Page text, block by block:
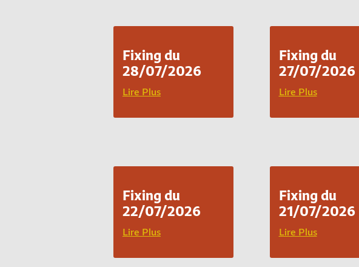
Fixing du
28/07/2026
Lire Plus
Fixing du
27/07/2026
Lire Plus
Fixing du
22/07/2026
Lire Plus
Fixing du
21/07/2026
Lire Plus